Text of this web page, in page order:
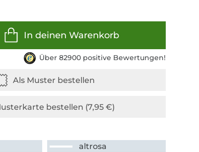
In deinen Warenkorb
Über 82900 positive Bewertungen!
altrosa